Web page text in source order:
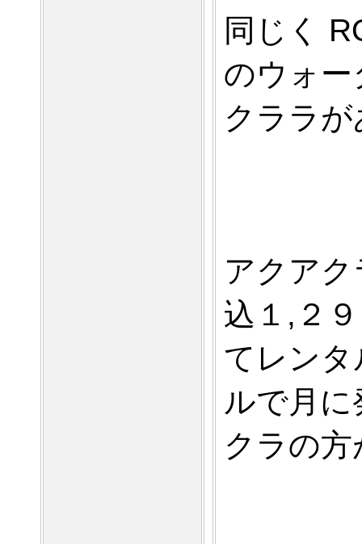
同じく
のウォ
クララ
アクア
込１,２
てレン
ルで月
クラの